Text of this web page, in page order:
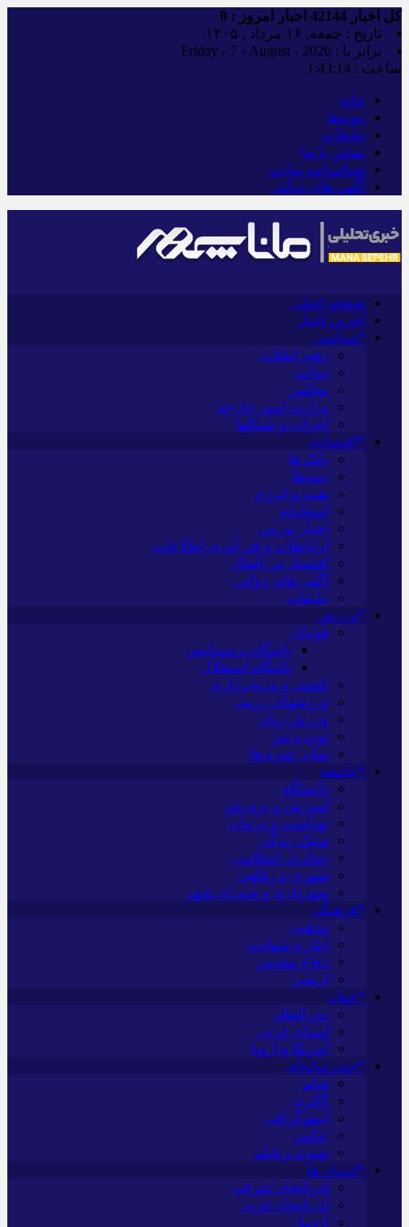
کل اخبار اخبار امروز : 0
تاریخ : جمعه, ۱۶ مرداد , ۱۴۰۵
برابر با : Friday - 7 - August - 2026
ساعت : 1:43:15
خانه
پیوندها
تبلیغات
تماس با ما
شناسنامه سایت
آگهی های دولتی
صفحه اصلی
آخرین اخبار
*سیاسی
رهبر انقلاب
دولت
مجلس
وزارت امور خارجه
احزاب و تشکلها
*اقتصادی
بانک ها
بیمه‌ها
نفت و انرژی
استخدام
اخبار بورس
ارتباطات و فن آوری اطلاعات
اقتصاد بین الملل
آگهی های دولتی
تبلیغات
*ورزش
فوتبال
باشگاه پرسپولیس
باشگاه استقلال
کشتی و وزنه‌برداری
ورزشهای رزمی
ورزش زنان
توپ و تور
سایر حوزه ها
*جامعه
دانشگاه
آموزش و پرورش
بهداشت و درمان
سبک زندگی
حوادث، انتظامی
شهری و رفاهی
شهرداری و شورای شهر
*فرهنگی
مذهبی
ایثار و شهادت
دفاع مقدس
اربعین
*جهان
بین الملل
آسیای غربی
آمریکا و اروپا
*چندرسانه‌ای
فیلم
گالری
اینفوگرافی
عکس
صوت و فیلم
*استان ها
آذربایجان شرقی
آذربایجان غربی
اردبیل